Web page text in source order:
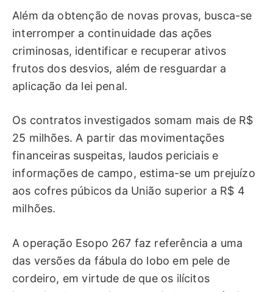
Além da obtenção de novas provas, busca-se
interromper a continuidade das ações
criminosas, identificar e recuperar ativos
frutos dos desvios, além de resguardar a
aplicação da lei penal.
Os contratos investigados somam mais de R$
25 milhões. A partir das movimentações
financeiras suspeitas, laudos periciais e
informações de campo, estima-se um prejuízo
aos cofres púbicos da União superior a R$ 4
milhões.
A operação Esopo 267 faz referência a uma
das versões da fábula do lobo em pele de
cordeiro, em virtude de que os ilícitos